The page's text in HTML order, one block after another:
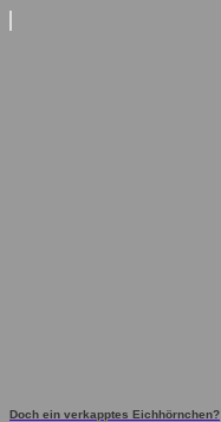
Doch ein verkapptes Eichhörnchen?